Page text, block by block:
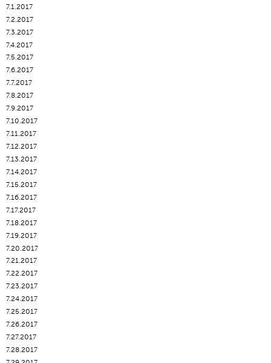
7.1.2017
7.2.2017
7.3.2017
7.4.2017
7.5.2017
7.6.2017
7.7.2017
7.8.2017
7.9.2017
7.10.2017
7.11.2017
7.12.2017
7.13.2017
7.14.2017
7.15.2017
7.16.2017
7.17.2017
7.18.2017
7.19.2017
7.20.2017
7.21.2017
7.22.2017
7.23.2017
7.24.2017
7.25.2017
7.26.2017
7.27.2017
7.28.2017